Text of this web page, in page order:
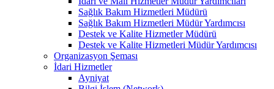
Sağlık Bakım Hizmetleri Müdürü
Sağlık Bakım Hizmetleri Müdür Yardımcısı
Destek ve Kalite Hizmetler Müdürü
Destek ve Kalite Hizmetleri Müdür Yardımcısı
Organizasyon Şeması
İdari Hizmetler
Ayniyat